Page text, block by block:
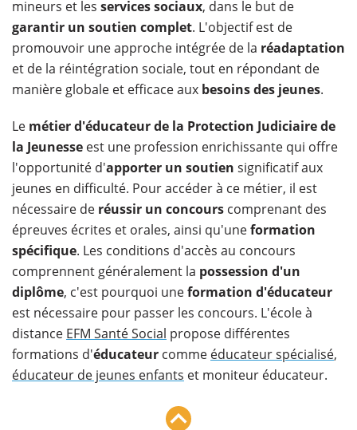
mineurs et les services sociaux, dans le but de
garantir un soutien complet. L'objectif est de
promouvoir une approche intégrée de la réadaptation
et de la réintégration sociale, tout en répondant de
manière globale et efficace aux besoins des jeunes.
Le métier d'éducateur de la Protection Judiciaire de
la Jeunesse est une profession enrichissante qui offre
l'opportunité d'apporter un soutien significatif aux
jeunes en difficulté. Pour accéder à ce métier, il est
nécessaire de réussir un concours comprenant des
épreuves écrites et orales, ainsi qu'uneformation
spécifique. Les conditions d'accès au concours
comprennent généralement la possession d'un
diplôme, c'est pourquoi uneformation d'éducateur
est nécessaire pour passer les concours. L'école à
distance EFM Santé Social propose différentes
formations d'éducateur comme éducateur spécialisé,
éducateur de jeunes enfants et moniteur éducateur.